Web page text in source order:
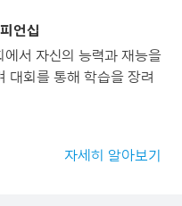
언십
서 자신의 능력과 재능을
대회를 통해 학습을 장려
자세히 알아보기